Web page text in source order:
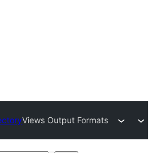
Views Output Formats